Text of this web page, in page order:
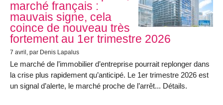
marché français :
mauvais signe, cela
coince de nouveau très
fortement au 1er trimestre 2026
7 avril , par Denis Lapalus
Le marché de l’immobilier d’entreprise pourrait replonger dans
la crise plus rapidement qu’anticipé. Le 1er trimestre 2026 est
un signal d’alerte, le marché proche de l’arrêt... Détails.